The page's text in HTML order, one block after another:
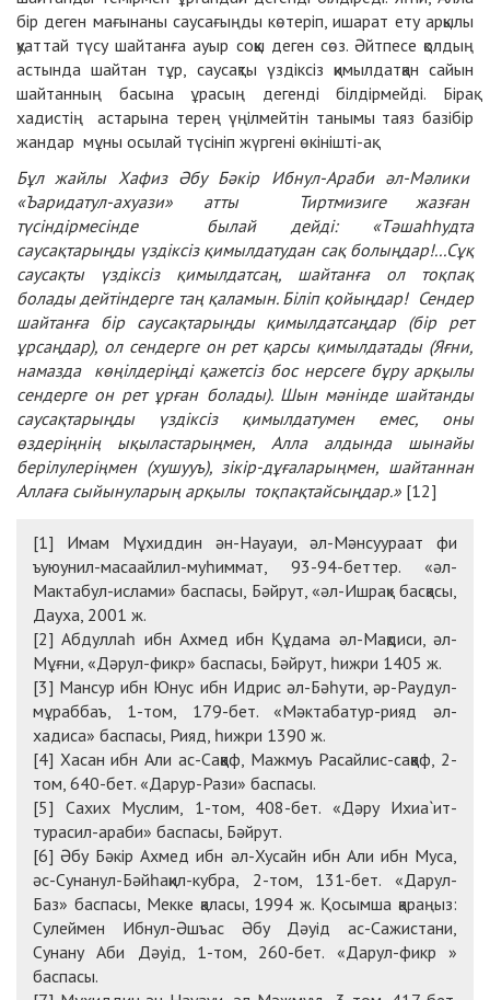
бір деген мағынаны саусағыңды көтеріп, ишарат ету арқылы
қуаттай түсу шайтанға ауыр соққы деген сөз. Әйтпесе қолдың
астында шайтан тұр, саусақты үздіксіз қимылдатқан сайын
шайтанның басына ұрасың дегенді білдірмейді. Бірақ
хадистің астарына терең үңілмейтін танымы таяз базібір
жандар мұны осылай түсініп жүргені өкінішті-ақ.
Бұл жайлы Хафиз Әбу Бәкір Ибнул-Араби әл-Мәлики
«Ъаридатул-ахуази» атты Тиртмизиге жазған
түсіндірмесінде былай дейді: «Тәшаһһудта
саусақтарыңды үздіксіз қимылдатудан сақ болыңдар!...Сұқ
саусақты үздіксіз қимылдатсаң, шайтанға ол тоқпақ
болады дейтіндерге таң қаламын. Біліп қойыңдар! Сендер
шайтанға бір саусақтарыңды қимылдатсаңдар (бір рет
ұрсаңдар), ол сендерге он рет қарсы қимылдатады (Яғни,
намазда көңілдеріңді қажетсіз бос нерсеге бұру арқылы
сендерге он рет ұрған болады). Шын мәнінде шайтанды
саусақтарыңды үздіксіз қимылдатумен емес, оны
өздеріңнің ықыластарыңмен, Алла алдында шынайы
берілулеріңмен (хушууъ), зікір-дұғаларыңмен, шайтаннан
Аллаға сыйынуларың арқылы тоқпақтайсыңдар.» [12]
[1] Имам Мұхиддин ән-Науауи, әл-Мәнсуураат фи
ъуюунил-масаайлил-муһиммат, 93-94-беттер. «әл-
Мактабул-ислами» баспасы, Бәйрут, «әл-Ишрақ» басқасы,
Дауха, 2001 ж.
[2] Абдуллаһ ибн Ахмед ибн Құдама әл-Мақдиси, әл-
Мұғни, «Дәрул-фикр» баспасы, Бәйрут, һижри 1405 ж.
[3] Мансур ибн Юнус ибн Идрис әл-Бәһути, әр-Раудул-
мұраббаъ, 1-том, 179-бет. «Мәктабатур-рияд әл-
хадиса» баспасы, Рияд, һижри 1390 ж.
[4] Хасан ибн Али ас-Саққаф, Мажмуъ Расайлис-саққаф, 2-
том, 640-бет. «Дарур-Рази» баспасы.
[5] Сахих Муслим, 1-том, 408-бет. «Дәру Ихиа`ит-
турасил-араби» баспасы, Бәйрут.
[6] Әбу Бәкір Ахмед ибн әл-Хусайн ибн Али ибн Муса,
әс-Сунанул-Бәйһақил-кубра, 2-том, 131-бет. «Дарул-
Баз» баспасы, Мекке қаласы, 1994 ж. Қосымша қараңыз:
Сулеймен Ибнул-Әшъас Әбу Дәуід ас-Сажистани,
Сунану Аби Дәуід, 1-том, 260-бет. «Дарул-фикр »
баспасы.